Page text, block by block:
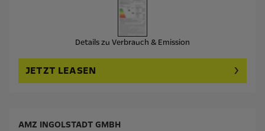
Details zu Verbrauch & Emission
JETZT LEASEN
AMZ INGOLSTADT GMBH